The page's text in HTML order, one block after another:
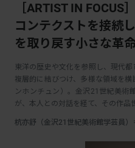
［ARTIST IN
コンテクストを接続
を取り戻す小さな革
東洋の歴史や文化を参照し、現代
複層的に結びつけ、多様な領域を
ンホンチュン）。金沢21世紀美術
が、本人との対話を経て、その作品
杭亦舒（金沢21世紀美術館学芸員）